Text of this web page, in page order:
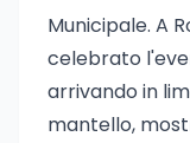
Municipale. A
celebrato
arrivando in
mantello,